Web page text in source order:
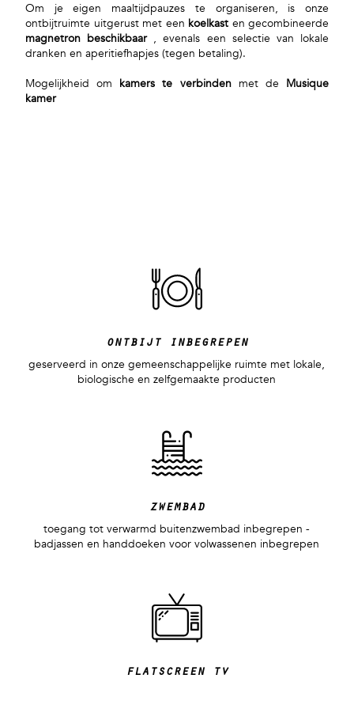
Om je eigen maaltijdpauzes te organiseren, is onze
ontbijtruimte uitgerust met een koelkast en gecombineerde
magnetron beschikbaar, evenals een selectie van lokale
dranken en aperitiefhapjes (tegen betaling).
Mogelijkheid om kamers te verbindenmet de Musique
kamer
ontbijt inbegrepen
geserveerd in onze gemeenschappelijke ruimte met lokale,
biologische en zelfgemaakte producten
zwembad
toegang tot verwarmd buitenzwembad inbegrepen -
badjassen en handdoeken voor volwassenen inbegrepen
flatscreen tv